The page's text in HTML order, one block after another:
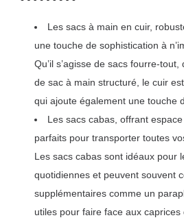
Les sacs à main en cuir,
une touche de sophistication à
Qu’il s’agisse de sacs fourre-
de sac à main structuré, le cuir
qui ajoute également une touche
Les sacs cabas, offrant
parfaits pour transporter toutes
Les sacs cabas sont idéaux pour
quotidiennes et peuvent souvent
supplémentaires comme un
utiles pour faire face aux caprices